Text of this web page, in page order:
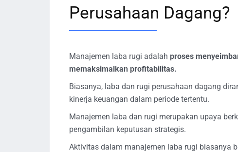
Perusahaan Dagang?
Manajemen laba rugi adalah proses
memaksimalkan profitabilitas.
Biasanya, laba dan rugi perusahaan dagang
kinerja keuangan dalam periode tertentu.
Manajemen laba dan rugi merupakan upaya
pengambilan keputusan strategis.
Aktivitas dalam manajemen laba rugi biasanya